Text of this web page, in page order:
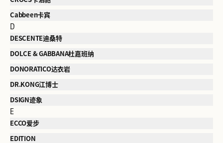
Cabbeen卡宾
D
DESCENTE迪桑特
DOLCE & GABBANA杜嘉班纳
DONORATICO达衣岩
DR.KONG江博士
DSIGN迹象
E
ECCO爱步
EDITION